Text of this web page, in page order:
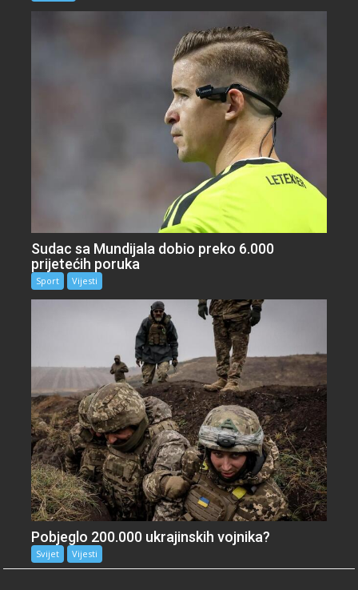
Sudac sa Mundijala dobio preko 6.000
prijetećih poruka
Sport Vijesti
Pobjeglo 200.000 ukrajinskih vojnika?
Svijet Vijesti